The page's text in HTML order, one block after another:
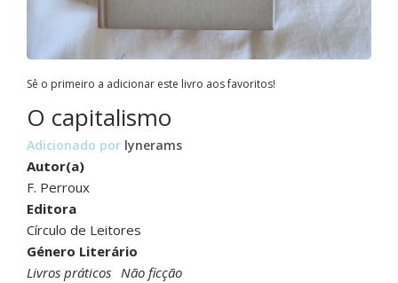
Sê o primeiro a adicionar este livro aos favoritos!
O capitalismo
Adicionado por lynerams
Autor(a)
F. Perroux
Editora
Círculo de Leitores
Género Literário
Livros práticos Não ficção